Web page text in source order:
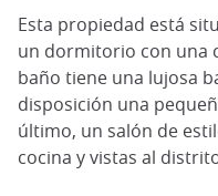
Esta propiedad está
un dormitorio con una
baño tiene una lujosa
disposición una
último, un salón de
cocina y vistas al